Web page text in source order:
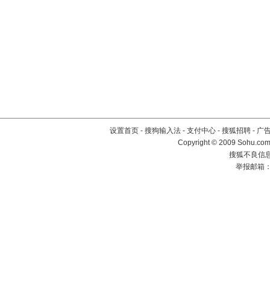
设置首页 - 搜狗输入法 - 支付中心 - 搜狐招聘 - 广
Copyright © 2009
搜狐不良信
举报邮箱